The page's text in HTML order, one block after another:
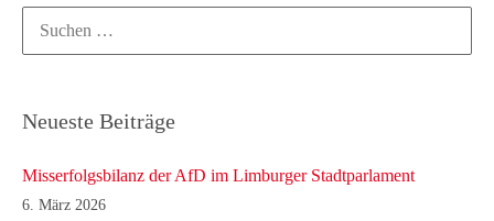
Suchen
nach:
Neueste Beiträge
Misserfolgsbilanz der AfD im Limburger Stadtparlament
6. März 2026